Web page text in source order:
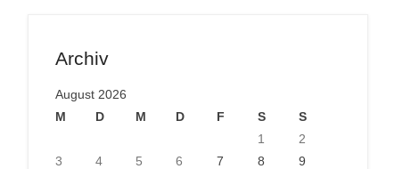
Archiv
August 2026
M
D M D F S
S
1
2
3
4 5 6 7 8
9